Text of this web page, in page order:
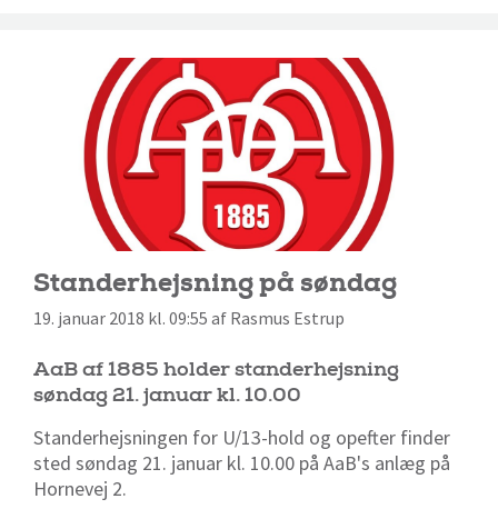
Standerhejsning på søndag
19. januar 2018 kl. 09:55 af Rasmus Estrup
AaB af 1885 holder standerhejsning
søndag 21. januar kl. 10.00
Standerhejsningen for U/13-hold og opefter finder
sted søndag 21. januar kl. 10.00 på AaB's anlæg på
Hornevej 2.